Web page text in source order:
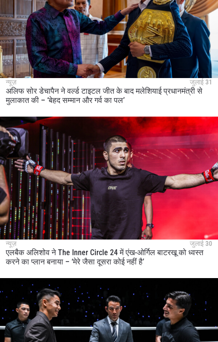
न्यूज़ जुलाई 31
अलिफ सोर डेचापैन ने वर्ल्ड टाइटल जीत के बाद मलेशियाई प्रधानमंत्री से
मुलाकात की – ‘बेहद सम्मान और गर्व का पल’
न्यूज़ जुलाई 30
एलबैक अलिशोव ने The Inner Circle 24 में एंख-ओर्गिल बाटरखू को ध्वस्त
करने का प्लान बनाया – ‘मेरे जैसा दूसरा कोई नहीं है’